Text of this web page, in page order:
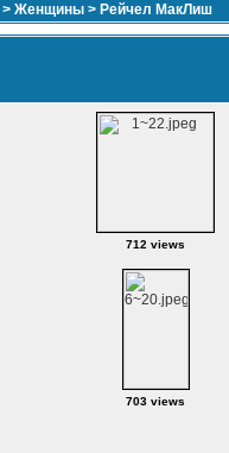
> Женщины > Рейчел МакЛиш
712 views
703 views